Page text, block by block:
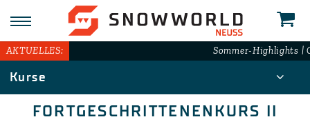
AKTUELLES: Sommer-Highlights |
Kurse
FORTGESCHRITTENENKURS II